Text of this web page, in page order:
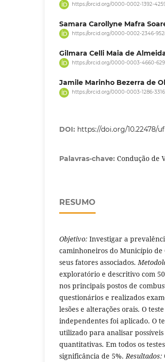
https://orcid.org/0000-0002-1392-
Samara Carollyne Mafra
https://orcid.org/0000-0002-2346-
Gilmara Celli Maia de
https://orcid.org/0000-0003-4660-
Jamile Marinho Bezerra de
https://orcid.org/0000-0003-1286-3316
DOI: https://doi.org/10.22478/
Palavras-chave: Condução de
RESUMO
Objetivo: Investigar a
caminhoneiros do Município de
seus fatores associados.
exploratório e descritivo com
nos principais postos de
questionários e realizados
lesões e alterações orais. O teste
independentes foi aplicado. O
utilizado para analisar
quantitativas. Em todos os
significância de 5%. Resultados: